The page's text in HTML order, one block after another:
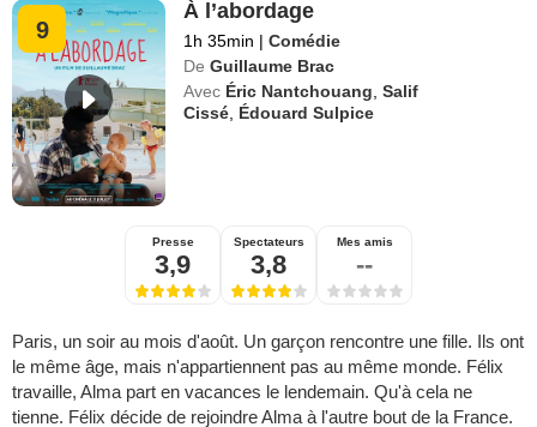
9
À l’abordage
1h 35min | Comédie
De Guillaume Brac
Avec Éric Nantchouang ,Salif
Cissé Édouard Sulpice
Presse
3,9
Spectateurs
3,8
Mes amis
--
Paris, un soir au mois d'août. Un garçon rencontre une fille. Ils ont
le même âge, mais n'appartiennent pas au même monde. Félix
travaille, Alma part en vacances le lendemain. Qu'à cela ne
tienne. Félix décide de rejoindre Alma à l'autre bout de la France.